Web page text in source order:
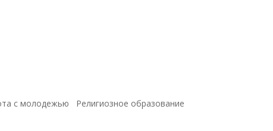
с молодежью
Религиозное образование